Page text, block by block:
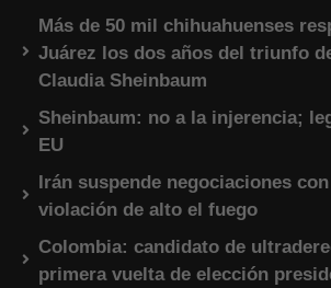
Más de 50 mil chihuahuenses
Juárez los dos años del triunfo
Claudia Sheinbaum
Sheinbaum: no a la injerencia;
EU
Irán suspende negociaciones
violación de alto el fuego
Colombia: candidato de
primera vuelta de elección